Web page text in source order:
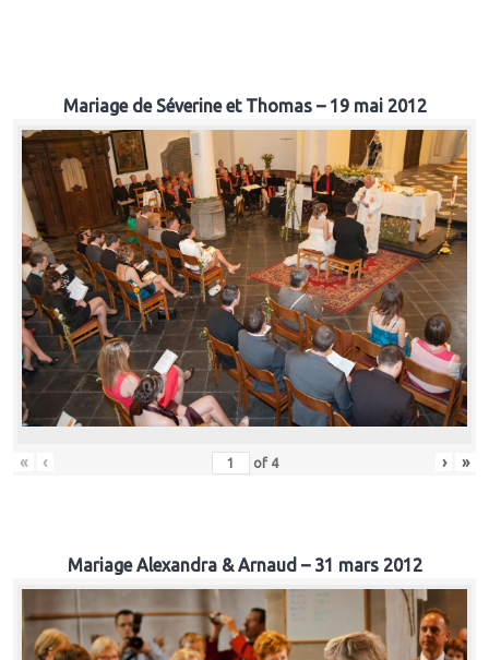
Mariage de Séverine et Thomas – 19 mai 2012
« ‹ of 4 › »
Mariage Alexandra & Arnaud – 31 mars 2012